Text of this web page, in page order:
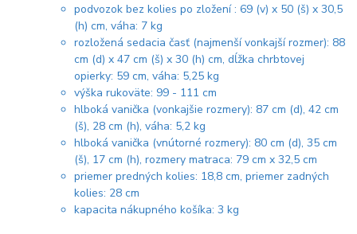
podvozok bez kolies po zložení : 69 (v) x 50 (š) x 30,5
(h) cm, váha: 7 kg
rozložená sedacia časť (najmenší vonkajší rozmer): 88
cm (d) x 47 cm (š) x 30 (h) cm, dĺžka chrbtovej
opierky: 59 cm, váha: 5,25 kg
výška rukoväte: 99 - 111 cm
hlboká vanička (vonkajšie rozmery): 87 cm (d), 42 cm
(š), 28 cm (h), váha: 5,2 kg
hlboká vanička (vnútorné rozmery): 80 cm (d), 35 cm
(š), 17 cm (h), rozmery matraca: 79 cm x 32,5 cm
priemer predných kolies: 18,8 cm, priemer zadných
kolies: 28 cm
kapacita nákupného košíka: 3 kg